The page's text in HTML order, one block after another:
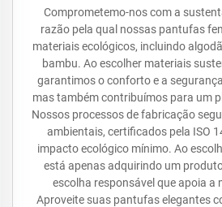
Comprometemo-nos com a
razão pela qual nossas pantufas
materiais ecológicos, incluindo
bambu. Ao escolher materiais
garantimos o conforto e a
mas também contribuímos para um
Nossos processos de fabricação
ambientais, certificados pela ISO
impacto ecológico mínimo. Ao
está apenas adquirindo um
escolha responsável que apoia a
Aproveite suas pantufas elegantes